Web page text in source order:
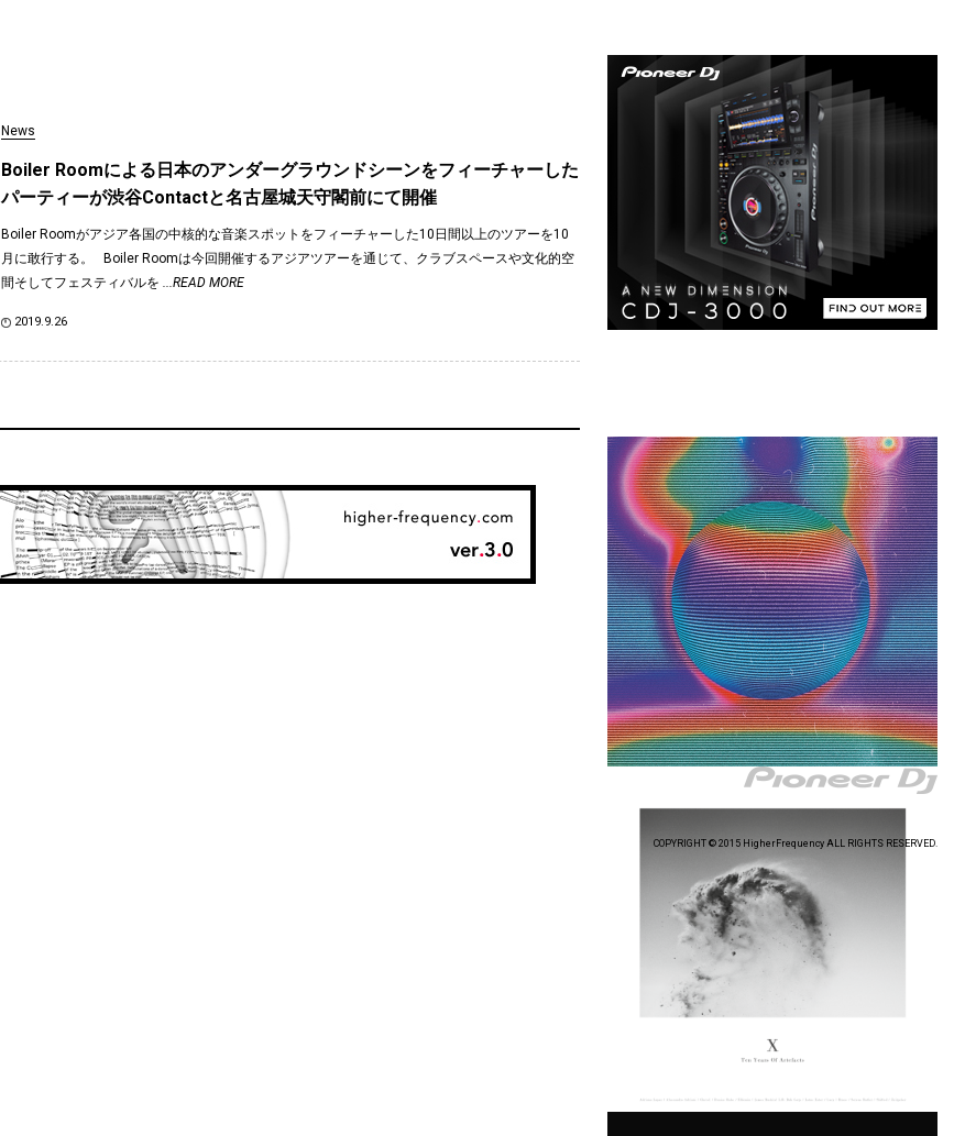
News
Boiler Roomによる日本のアンダーグラウンドシーンをフィーチャーした
パーティーが渋谷Contactと名古屋城天守閣前にて開催
Boiler Roomがアジア各国の中核的な音楽スポットをフィーチャーした10日間以上のツアーを10
月に敢行する。 Boiler Roomは今回開催するアジアツアーを通じて、クラブスペースや文化的空
間そしてフェスティバルを...READ MORE
2019.9.26
COPYRIGHT © 2015 HigherFrequency ALL RIGHTS RESERVED.